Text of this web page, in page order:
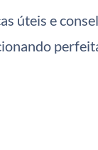
úteis e